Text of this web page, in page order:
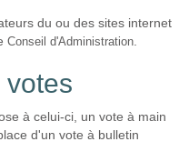
du ou des sites internet
Conseil d'Administration
votes
à celui-ci, un vote à main
d'un vote à bulletin